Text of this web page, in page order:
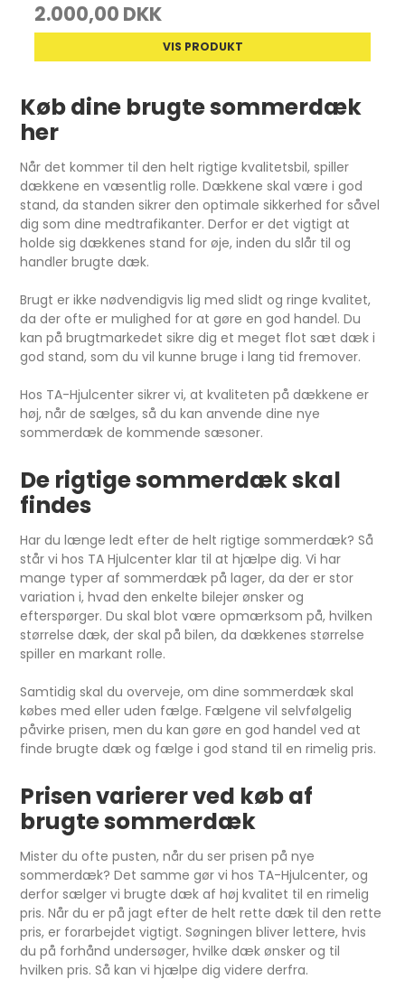
2.000,00 DKK
VIS PRODUKT
Køb dine brugte sommerdæk
her
Når det kommer til den helt rigtige kvalitetsbil, spiller
dækkene en væsentlig rolle. Dækkene skal være i god
stand, da standen sikrer den optimale sikkerhed for såvel
dig som dine medtrafikanter. Derfor er det vigtigt at
holde sig dækkenes stand for øje, inden du slår til og
handler brugte dæk.
Brugt er ikke nødvendigvis lig med slidt og ringe kvalitet,
da der ofte er mulighed for at gøre en god handel. Du
kan på brugtmarkedet sikre dig et meget flot sæt dæk i
god stand, som du vil kunne bruge i lang tid fremover.
Hos TA-Hjulcenter sikrer vi, at kvaliteten på dækkene er
høj, når de sælges, så du kan anvende dine nye
sommerdæk de kommende sæsoner.
De rigtige sommerdæk skal
findes
Har du længe ledt efter de helt rigtige sommerdæk? Så
står vi hos TA Hjulcenter klar til at hjælpe dig. Vi har
mange typer af sommerdæk på lager, da der er stor
variation i, hvad den enkelte bilejer ønsker og
efterspørger. Du skal blot være opmærksom på, hvilken
størrelse dæk, der skal på bilen, da dækkenes størrelse
spiller en markant rolle.
Samtidig skal du overveje, om dine sommerdæk skal
købes med eller uden fælge. Fælgene vil selvfølgelig
påvirke prisen, men du kan gøre en god handel ved at
finde brugte dæk og fælge i god stand til en rimelig pris.
Prisen varierer ved køb af
brugte sommerdæk
Mister du ofte pusten, når du ser prisen på nye
sommerdæk? Det samme gør vi hos TA-Hjulcenter, og
derfor sælger vi brugte dæk af høj kvalitet til en rimelig
pris. Når du er på jagt efter de helt rette dæk til den rette
pris, er forarbejdet vigtigt. Søgningen bliver lettere, hvis
du på forhånd undersøger, hvilke dæk ønsker og til
hvilken pris. Så kan vi hjælpe dig videre derfra.